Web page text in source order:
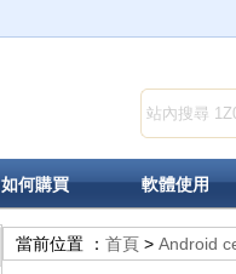
如何購買 軟體使用
當前位置 ： 首頁 > Android